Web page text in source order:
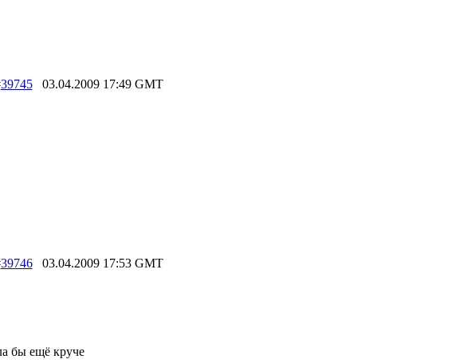
3974503.04.2009 17:49 GMT
3974603.04.2009 17:53 GMT
бы ещё круче